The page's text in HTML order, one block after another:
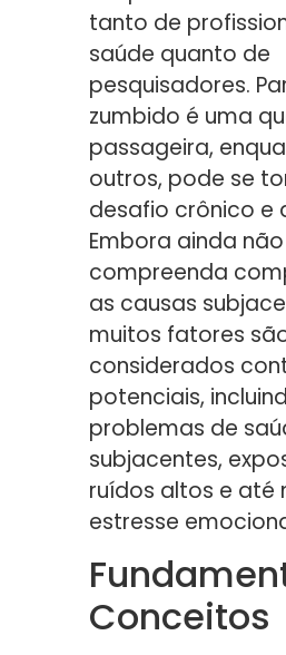
tanto de
saúde quanto de
pesquisadores.
zumbido é uma
passageira,
outros, pode se
desafio crônico e
Embora ainda
compreenda
as causas
muitos fatores
considerados
potenciais,
problemas de
subjacentes,
ruídos altos e até
estresse
Conceitos